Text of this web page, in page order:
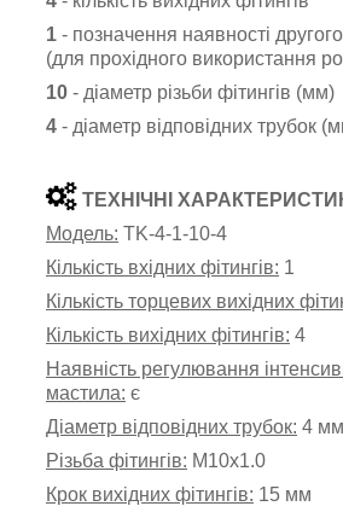
1 - позначення наявності
(для прохідного використання
10 - діаметр різьби фітингів (мм)
4 - діаметр відповідних трубок
ТЕХНІЧНІ
Модель: TK-4-1-10-4
Кількість вхідних фітингів: 1
Кількість торцевих вихідних
Кількість вихідних фітингів: 4
Наявність регулювання
мастила: є
Діаметр відповідних трубок: 4 мм
Різьба фітингів: М10х1.0
Крок вихідних фітингів: 15 мм